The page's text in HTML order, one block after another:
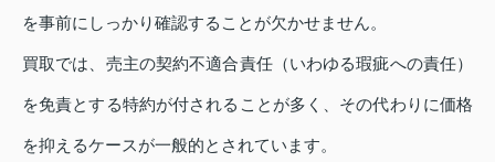
を事前にしっかり確認することが欠かせません。
買取では、売主の契約不適合責任（いわゆる瑕疵への責任）
を免責とする特約が付されることが多く、その代わりに価格
を抑えるケースが一般的とされています。